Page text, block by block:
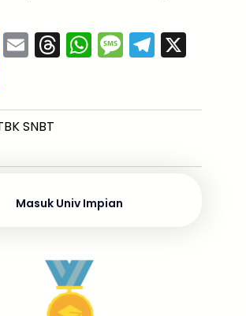
T
w
E
m
l
T
hr
a
s
W
h
ts
p
p
M
e
s
g
T
el
gr
m
SNBT
Masuk Univ Impian